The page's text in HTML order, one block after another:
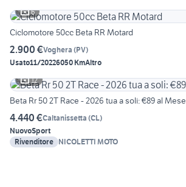
6
Ciclomotore 50cc Beta RR Motard
2.900 €Voghera (PV)
Usato11/20226050 KmAltro
12
Beta Rr 50 2T Race - 2026 tua a soli: €89 al Mese
4.440 €Caltanissetta (CL)
NuovoSport
Rivenditore NICOLETTI MOTO